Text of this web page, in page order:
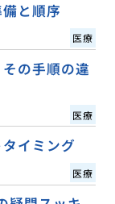
と順序
医療
の手順の違
医療
イミング
医療